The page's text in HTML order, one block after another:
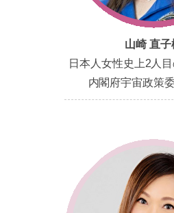
山崎 直子
日本人女性史上2人
内閣府宇宙政策